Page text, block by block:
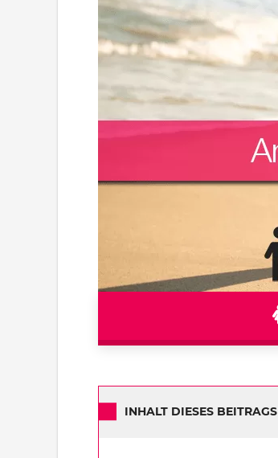
INHALT DIESES BEITRAGS